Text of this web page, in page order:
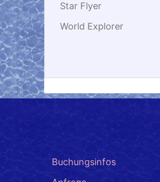
Star Flyer
World Explorer
Buchungsinfos